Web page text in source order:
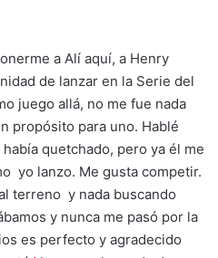
a Alí aquí, a Henry
de lanzar en la Serie del
juego allá, no me fue nada
propósito para uno. Hablé
quetchado, pero ya él me
yo lanzo. Me gusta competir.
terreno y nada buscando
y nunca me pasó por la
es perfecto y agradecido